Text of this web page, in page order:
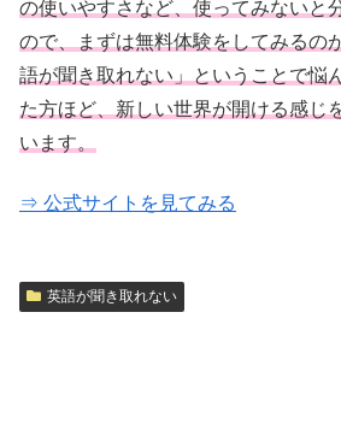
の使いやすさなど、使ってみないと
ので、まずは無料体験をしてみるの
語が聞き取れない」ということで悩
た方ほど、新しい世界が開ける感じ
います。
⇒ 公式サイトを見てみる
英語が聞き取れない